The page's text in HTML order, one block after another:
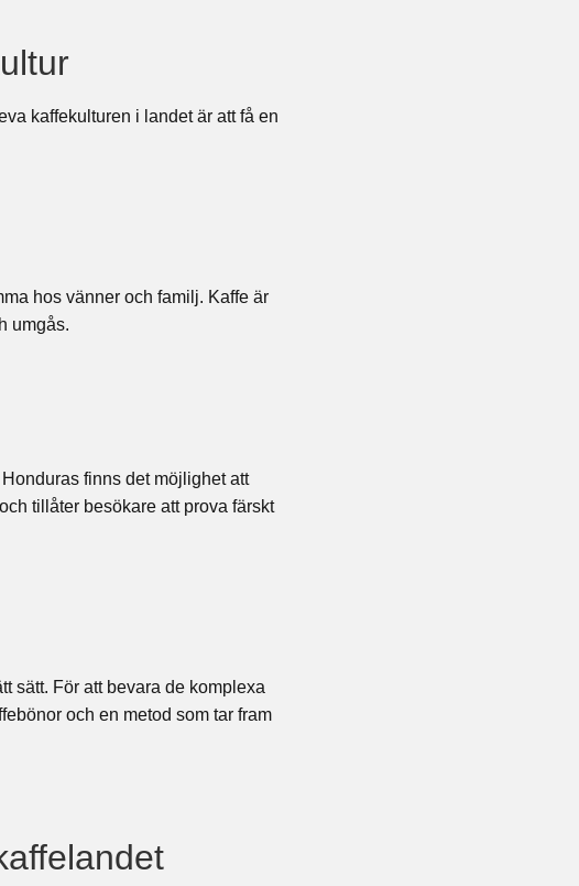
kaffekulturen i landet är att få en
hos vänner och familj. Kaffe är
umgås.
finns det möjlighet att
tillåter besökare att prova färskt
sätt. För att bevara de komplexa
och en metod som tar fram